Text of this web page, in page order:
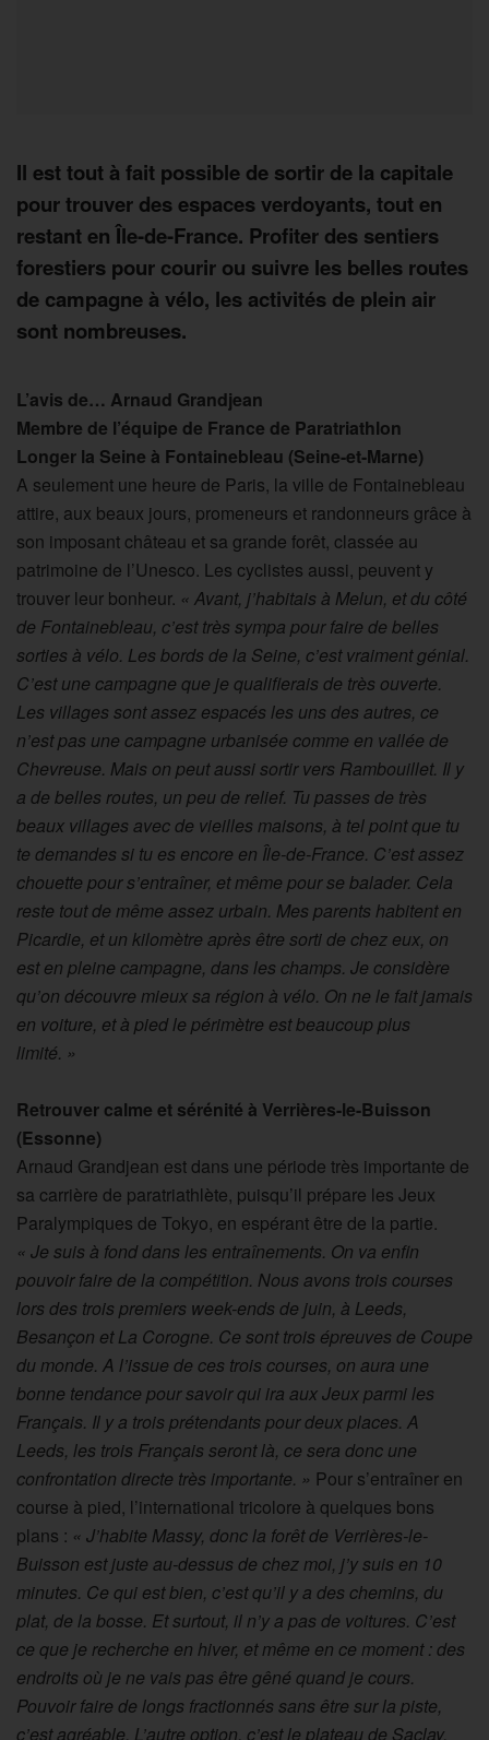
Il est tout à fait possible de sortir de la capitale
pour trouver des espaces verdoyants, tout en
restant en Île-de-France. Profiter des sentiers
forestiers pour courir ou suivre les belles routes
de campagne à vélo, les activités de plein air
sont nombreuses.
L’avis de… Arnaud Grandjean
Membre de l’équipe de France de Paratriathlon
Longer la Seine à Fontainebleau (Seine-et-Marne)
A seulement une heure de Paris, la ville de Fontainebleau
attire, aux beaux jours, promeneurs et randonneurs grâce à
son imposant château et sa grande forêt, classée au
patrimoine de l’Unesco. Les cyclistes aussi, peuvent y
trouver leur bonheur. « Avant, j’habitais à Melun, et du côté
de Fontainebleau, c’est très sympa pour faire de belles
sorties à vélo. Les bords de la Seine, c’est vraiment génial.
C’est une campagne que je qualifierais de très ouverte.
Les villages sont assez espacés les uns des autres, ce
n’est pas une campagne urbanisée comme en vallée de
Chevreuse. Mais on peut aussi sortir vers Rambouillet. Il y
a de belles routes, un peu de relief. Tu passes de très
beaux villages avec de vieilles maisons, à tel point que tu
te demandes si tu es encore en Île-de-France. C’est assez
chouette pour s’entraîner, et même pour se balader. Cela
reste tout de même assez urbain. Mes parents habitent en
Picardie, et un kilomètre après être sorti de chez eux, on
est en pleine campagne, dans les champs. Je considère
qu’on découvre mieux sa région à vélo. On ne le fait jamais
en voiture, et à pied le périmètre est beaucoup plus
limité. »
Retrouver calme et sérénité à Verrières-le-Buisson
(Essonne)
Arnaud Grandjean est dans une période très importante de
sa carrière de paratriathlète, puisqu’il prépare les Jeux
Paralympiques de Tokyo, en espérant être de la partie.
« Je suis à fond dans les entraînements. On va enfin
pouvoir faire de la compétition. Nous avons trois courses
lors des trois premiers week-ends de juin, à Leeds,
Besançon et La Corogne. Ce sont trois épreuves de Coupe
du monde. A l’issue de ces trois courses, on aura une
bonne tendance pour savoir qui ira aux Jeux parmi les
Français. Il y a trois prétendants pour deux places. A
Leeds, les trois Français seront là, ce sera donc une
confrontation directe très importante. » Pour s’entraîner en
course à pied, l’international tricolore à quelques bons
plans : « J’habite Massy, donc la forêt de Verrières-le-
Buisson est juste au-dessus de chez moi, j’y suis en 10
minutes. Ce qui est bien, c’est qu’il y a des chemins, du
plat, de la bosse. Et surtout, il n’y a pas de voitures. C’est
ce que je recherche en hiver, et même en ce moment : des
endroits où je ne vais pas être gêné quand je cours.
Pouvoir faire de longs fractionnés sans être sur la piste,
c’est agréable. L’autre option, c’est le plateau de Saclay,